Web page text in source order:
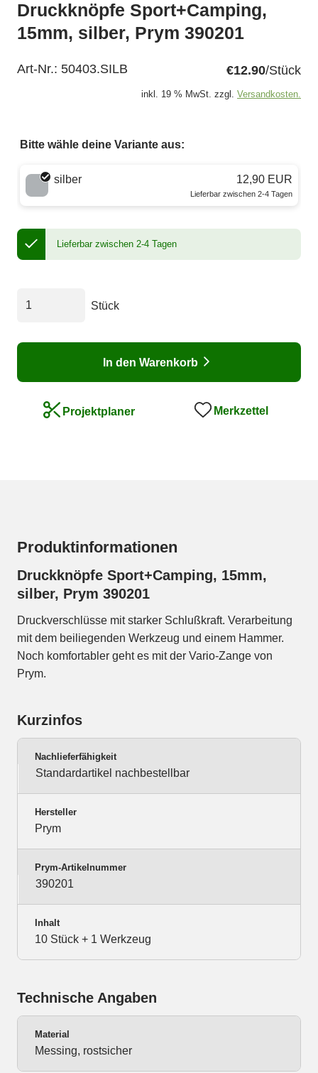
Druckknöpfe Sport+Camping,
15mm, silber, Prym 390201
Art-Nr.: 50403.SILB €12.90/Stück
inkl. 19 % MwSt. zzgl. Versandkosten.
Bitte wähle deine Variante aus:
Wähle eine Farbe
silber 12,90 EUR
Lieferbar zwischen 2-4 Tagen
Lieferbar zwischen 2-4 Tagen
Stück
In den Warenkorb
Projektplaner Merkzettel
Produktinformationen
Druckknöpfe Sport+Camping, 15mm,
silber, Prym 390201
Druckverschlüsse mit starker Schlußkraft. Verarbeitung
mit dem beiliegenden Werkzeug und einem Hammer.
Noch komfortabler geht es mit der Vario-Zange von
Prym.
Kurzinfos
Nachlieferfähigkeit
Standardartikel nachbestellbar
Hersteller
Prym
Prym-Artikelnummer
390201
Inhalt
10 Stück + 1 Werkzeug
Technische Angaben
Material
Messing, rostsicher